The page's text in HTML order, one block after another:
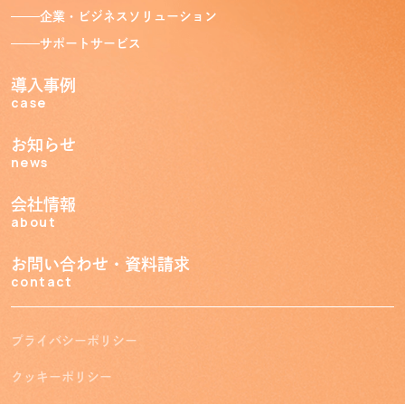
Service
自治体ソリューション
企業・ビジネスソリューション
導入事例
Case
お知らせ
News
会社情報
About
電話で
問い合わせる
トゥワロー
企業・ビジネスソリューション
サポートサービス
導入事例
case
お知らせ
news
会社情報
about
お問い合わせ・資料請求
contact
プライバシーポリシー
クッキーポリシー